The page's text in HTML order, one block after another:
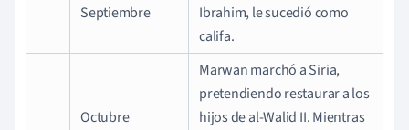
Septiembre
Ibrahim, le sucedió como
califa.
Octubre
Marwan marchó a Siria,
pretendiendo restaurar a los
hijos de al-Walid II. Mientras